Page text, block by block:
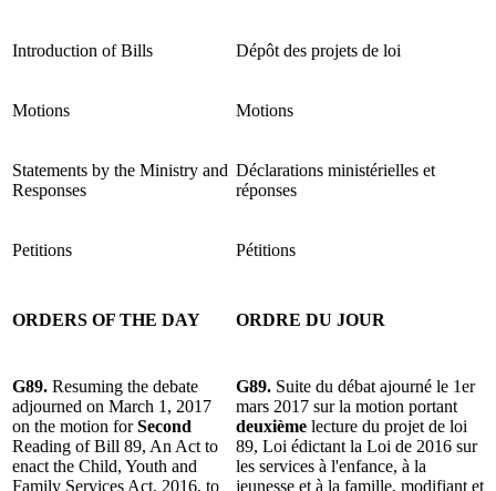
Introduction of Bills Dépôt des projets de loi
Motions Motions
Statements by the Ministry and
Responses
Déclarations ministérielles et
réponses
Petitions Pétitions
ORDERS OF THE DAY ORDRE DU JOUR
G89. Resuming the debate
adjourned on March 1, 2017
on the motion forSecond
Reading of Bill 89, An Act to
enact the Child, Youth and
Family Services Act, 2016, to
G89. Suite du débat ajourné le 1er
mars 2017 sur la motion portant
deuxième lecture du projet de loi
89, Loi édictant la Loi de 2016 sur
les services à l'enfance, à la
jeunesse et à la famille, modifiant et